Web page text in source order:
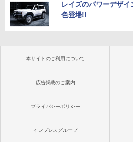
レイズのパワーデザ
色登場!!
本サイトのご利用について
広告掲載のご案内
プライバシーポリシー
インプレスグループ